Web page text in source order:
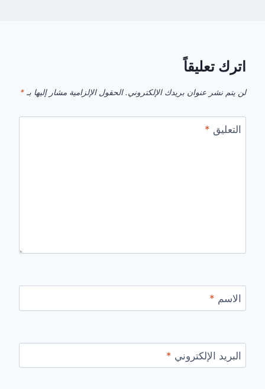
اترك تعليقاً
لن يتم نشر عنوان بريدك الإلكتروني. الحقول الإلزامية مشار إليها بـ *
التعليق *
الاسم *
البريد الإلكتروني *